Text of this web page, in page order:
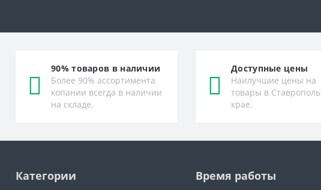
90% товаров в наличии
Более 90% ассортимента
копании всегда в наличии
на складе.
Доступные цены
Наилучшие цены на
товары в
крае.
Категории Время работы